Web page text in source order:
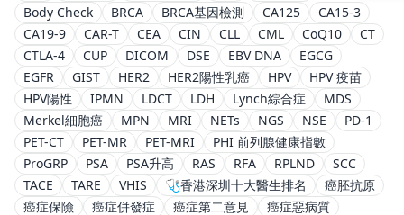
Body Check
BRCA BRCA基因檢測 CA125
CA15-3
CA19-9
CAR-T CEA CIN CLL CML CoQ10
CT
CTLA-4
CUP DICOM DSE EBV DNA
EGCG
EGFR
GIST HER2 HER2陽性乳癌 HPV
HPV 疫苗
HPV陽性
IPMN LDCT LDH Lynch綜合症
MDS
Merkel細胞癌
MPN MRI NETs NGS NSE
PD-1
PET-CT
PET-MR PET-MRI
PHI 前列腺健康指數
ProGRP
PSA PSA升高 RAS RFA RPLND
SCC
TACE
TARE VHIS 🩺香港深圳十大醫生排名
癌胚抗原
癌症保險
癌症併發症 癌症第二意見
癌症惡病質